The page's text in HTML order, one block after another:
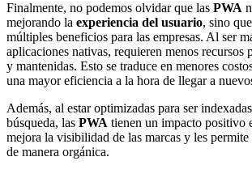
Finalmente, no podemos olvidar que las PWA
mejorando la experiencia del usuario, sino
múltiples beneficios para las empresas. Al ser
aplicaciones nativas, requieren menos recursos
y mantenidas. Esto se traduce en menores
una mayor eficiencia a la hora de llegar a
Además, al estar optimizadas para ser
búsqueda, las PWA tienen un impacto positivo
mejora la visibilidad de las marcas y les
de manera orgánica.